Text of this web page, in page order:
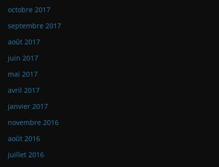
octobre 2017
septembre 2017
août 2017
juin 2017
mai 2017
avril 2017
janvier 2017
novembre 2016
août 2016
juillet 2016